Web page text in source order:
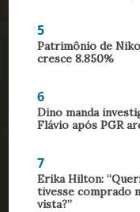
5
Patrimônio de
cresce 8.850%
6
Dino manda
Flávio após PGR
7
Erika Hilton:
tivesse comprado
vista?”